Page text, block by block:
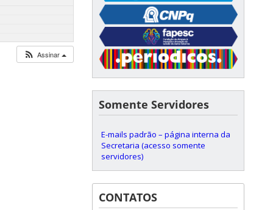
Assinar
Somente Servidores
E-mails padrão – página interna da
Secretaria (acesso somente
servidores)
CONTATOS